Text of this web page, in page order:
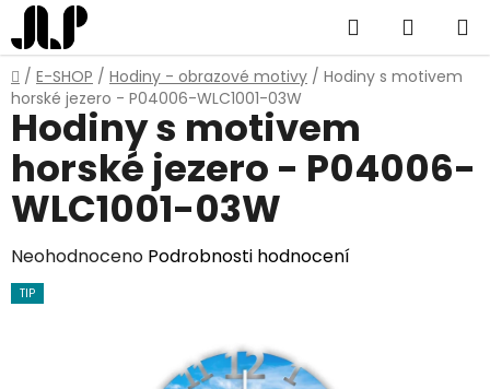
Přejít
na
obsah
Hledat
KOŠÍK
Domů
/ E-SHOP / Hodiny - obrazové motivy / Hodiny s motivem
horské jezero - P04006-WLC1001-03W
Hodiny s motivem
horské jezero - P04006-
WLC1001-03W
Průměrné
hodnocení
Neohodnoceno Podrobnosti hodnocení
TIP